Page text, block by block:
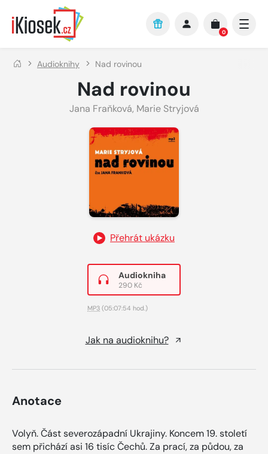
Přejít na hlavní obsah
0
Audioknihy Nad rovinou
Nad rovinou
Jana Fraňková, Marie Stryjová
Přehrát ukázku
Audiokniha
290 Kč
MP3 (05:07:54 hod.)
Jak na audioknihu?
Anotace
Volyň. Část severozápadní Ukrajiny. Koncem 19. století
sem přichází asi 16 tisíc Čechů. Za prací, za půdou, za